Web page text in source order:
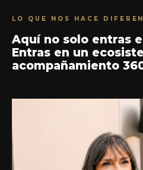
LO QUE NOS HACE
Aquí no solo entras
Entras en un
acompañamiento